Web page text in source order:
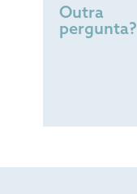
Outra
pergunta?